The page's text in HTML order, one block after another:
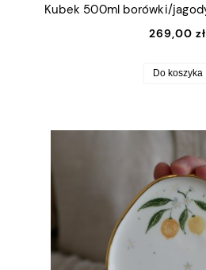
269,00 zł
Do koszyka